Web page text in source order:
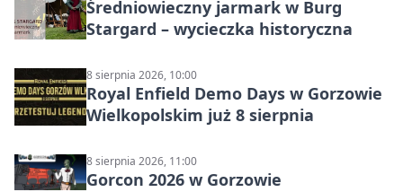
Średniowieczny jarmark w Burg
Stargard – wycieczka historyczna
8 sierpnia 2026, 10:00
Royal Enfield Demo Days w Gorzowie
Wielkopolskim już 8 sierpnia
8 sierpnia 2026, 11:00
Gorcon 2026 w Gorzowie